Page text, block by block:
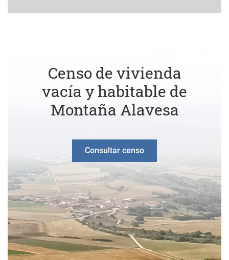
Censo de vivienda
vacía y habitable de
Montaña Alavesa
Consultar censo